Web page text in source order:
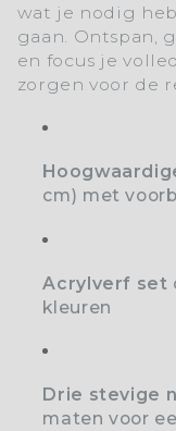
wat je nodig
gaan. Ontspan,
en focus je
zorgen voor de
cm) met
Acrylverf set
kleuren
Drie stevige
maten voor